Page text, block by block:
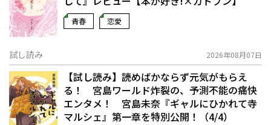
青春 恋愛
試し読み 2026年08月07日
【試し読み】読めばかならず元気がもらえ
る！ 宮島ワールド炸裂の、予測不能の痛快
エンタメ！ 宮島未奈『ギャルにひかれて寺
マルシェ』第一章を特別公開！（4/4）